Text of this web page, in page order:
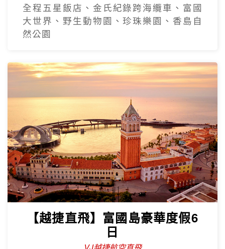
全程五星飯店、金氏紀錄跨海纜車、富國
大世界、野生動物園、珍珠樂園、香島自
然公園
【越捷直飛】富國島豪華度假6
日